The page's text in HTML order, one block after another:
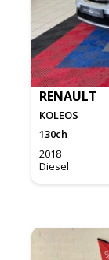
RENAULT
KOLEOS
130ch
2018
Diesel